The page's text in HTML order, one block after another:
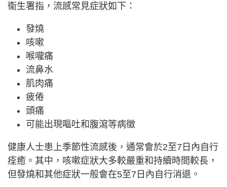
衞生署指，流感常見症狀如下：
發燒
咳嗽
喉嚨痛
流鼻水
肌肉痛
疲倦
頭痛
可能出現嘔吐和腹瀉等病徵
健康人士患上季節性流感後，通常會於2至7日內自行
痊癒。其中，咳嗽症狀大多較嚴重和持續時間較長，
但發燒和其他症狀一般會在5至7日內自行消退。